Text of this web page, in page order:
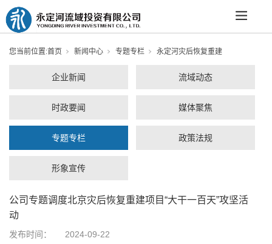
您当前位置:首页 新闻中心 专题专栏 永定河灾后恢复重建
企业新闻 流域动态
时政要闻 媒体聚焦
专题专栏 政策法规
形象宣传
公司专题调度北京灾后恢复重建项目“大干一百天”攻坚活
动
发布时间：
2024-09-22